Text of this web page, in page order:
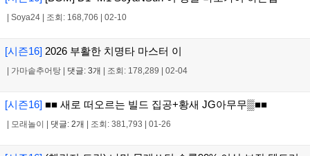
Soya24 조회: 168,706 02-10
[시즌16] 2026 부활한 치명타 마스터 이
가마솥추어탕 댓글: 3개 조회: 178,289 02-04
[시즌16] ■■ 새로 떠오르는 빌드 집공+황새 JG아무무▒■■
모래놀이 댓글: 2개 조회: 381,793 01-26